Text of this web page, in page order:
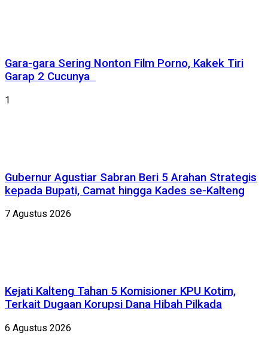
Gara-gara Sering Nonton Film Porno, Kakek Tiri
Garap 2 Cucunya
1
Gubernur Agustiar Sabran Beri 5 Arahan Strategis
kepada Bupati, Camat hingga Kades se-Kalteng
7 Agustus 2026
Kejati Kalteng Tahan 5 Komisioner KPU Kotim,
Terkait Dugaan Korupsi Dana Hibah Pilkada
6 Agustus 2026